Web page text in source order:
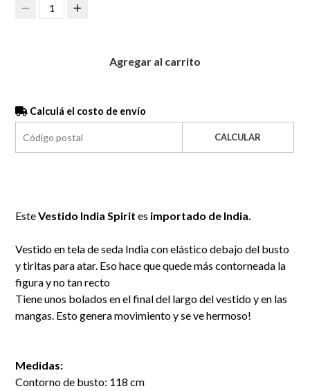
1
Agregar al carrito
Calculá el costo de envío
CALCULAR
EsteVestido India Spirites importado de India.
Vestido en tela de seda India con elástico debajo del busto
y tiritas para atar. Eso hace que quede más contorneada la
figura y no tan recto
Tiene unos bolados en el final del largo del vestido y en las
mangas. Esto genera movimiento y se ve hermoso!
Medidas:
Contorno de busto: 118 cm